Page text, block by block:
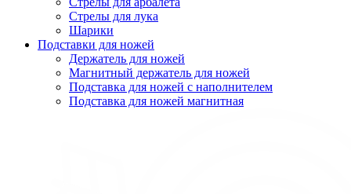
Стрелы для лука
Шарики
Подставки для ножей
Держатель для ножей
Магнитный держатель для ножей
Подставка для ножей с наполнителем
Подставка для ножей магнитная